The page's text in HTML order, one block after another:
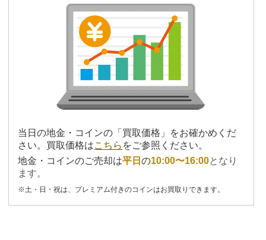
当日の地金・コインの「買取価格」をお確かめくだ
さい。買取価格はこちら をご参照ください。
地金・コインのご売却は平日の10:00〜16:00となり
ます。
※土・日・祝は、プレミアム付きのコインはお買取りできます。